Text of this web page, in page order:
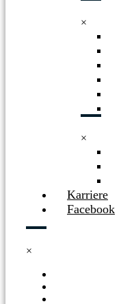
×
×
Karriere
Facebook
×